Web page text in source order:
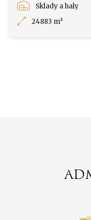
Sklady a haly
24883 m²